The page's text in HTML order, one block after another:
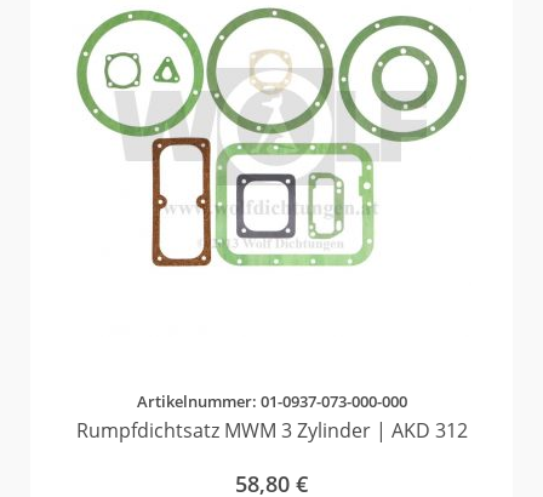
Artikelnummer: 01-0937-073-000-000
Rumpfdichtsatz MWM 3 Zylinder | AKD 312
58,80 €